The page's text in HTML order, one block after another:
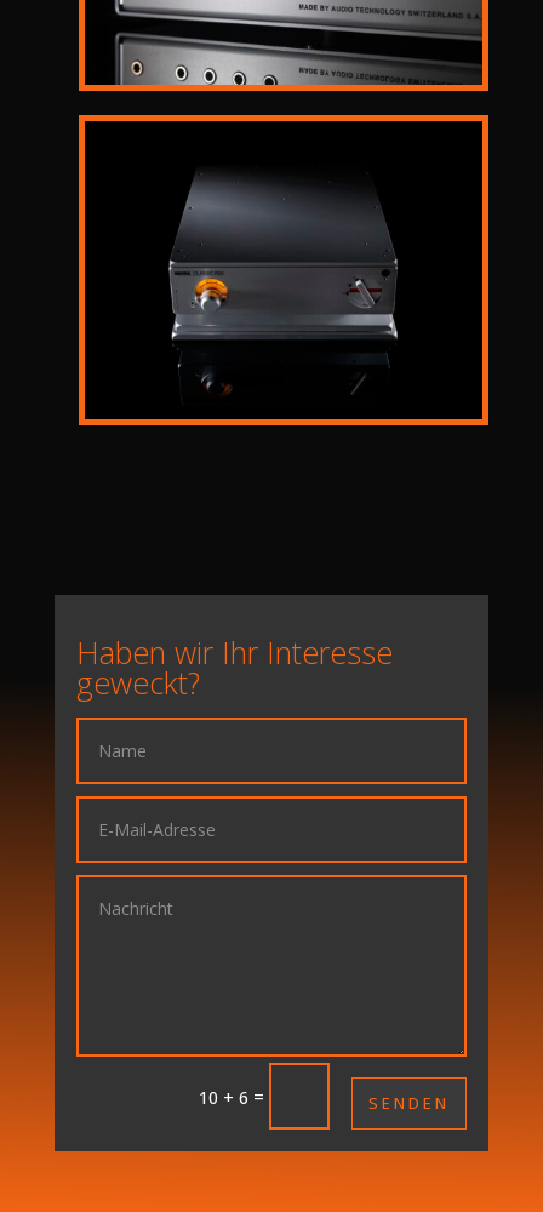
Haben wir Ihr Interesse
geweckt?
10 + 6 = SENDEN